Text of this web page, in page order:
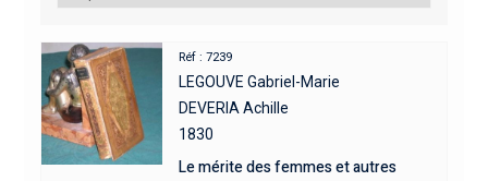
Réf : 7239
LEGOUVE Gabriel-Marie
DEVERIA Achille
1830
Le mérite des femmes et autres